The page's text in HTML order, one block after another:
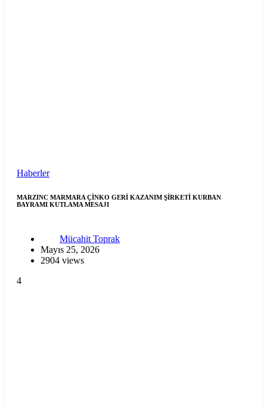
Haberler
MARZINC MARMARA ÇİNKO GERİ KAZANIM ŞİRKETİ KURBAN
BAYRAMI KUTLAMA MESAJI
Mücahit Toprak
Mayıs 25, 2026
2904 views
4